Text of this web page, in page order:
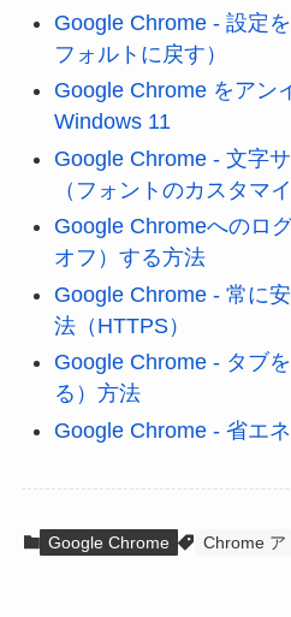
Google Chrome - 設定
フォルトに戻す）
Google Chrome をアン
Windows 11
Google Chrome - 文字
（フォントのカスタマイ
Google Chromeへのロ
オフ）する方法
Google Chrome - 常に
法（HTTPS）
Google Chrome - タブ
る）方法
Google Chrome - 省エ
Google Chrome Chrome ア